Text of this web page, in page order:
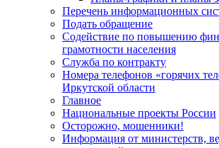
Перечень информационных
Подать обращение
Содействие по повышению
грамотности населения
Служба по контракту
Номера телефонов «горячих
Иркутской области
Главное
Национальные проекты России
Осторожно, мошенники!
Информация от министерств,